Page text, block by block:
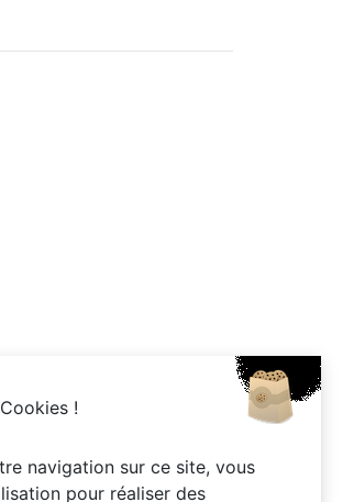
!
navigation sur ce site, vous
pour réaliser des